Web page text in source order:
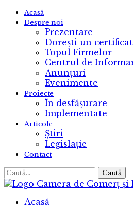
Acasă
Despre noi
Prezentare
Dorești un
Topul Firmelor
Centrul de
Anunțuri
Evenimente
Proiecte
În desfășurare
Implementate
Articole
Știri
Legislație
Contact
Caută
Camera de Comerț
Acasă